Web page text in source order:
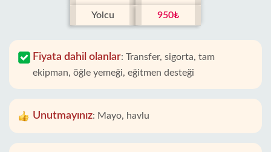
Yolcu 950₺
Fiyata dahil olanlar: Transfer, sigorta, tam
ekipman, öğle yemeği, eğitmen desteği
Unutmayınız: Mayo, havlu